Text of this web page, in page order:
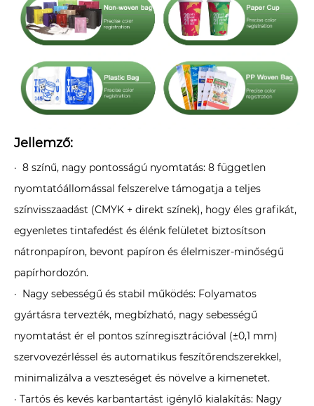
Jellemző:
· 8 színű, nagy pontosságú nyomtatás: 8 független
nyomtatóállomással felszerelve támogatja a teljes
színvisszaadást (CMYK + direkt színek), hogy éles grafikát,
egyenletes tintafedést és élénk felületet biztosítson
nátronpapíron, bevont papíron és élelmiszer-minőségű
papírhordozón.
· Nagy sebességű és stabil működés: Folyamatos
gyártásra tervezték, megbízható, nagy sebességű
nyomtatást ér el pontos színregisztrációval (±0,1 mm)
szervovezérléssel és automatikus feszítőrendszerekkel,
minimalizálva a veszteséget és növelve a kimenetet.
· Tartós és kevés karbantartást igénylő kialakítás: Nagy